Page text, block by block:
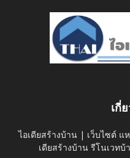
เกี่
ไอเดียสร้างบ้าน | เว็บไซต์ แ
เดียสร้างบ้าน รีโนเวท